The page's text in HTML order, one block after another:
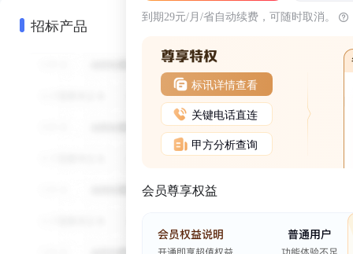
招标产品 到期29元/月/省自动续费，可随时取消。
标讯详情查看
关键电话直连
甲方分析查询
会员尊享权益